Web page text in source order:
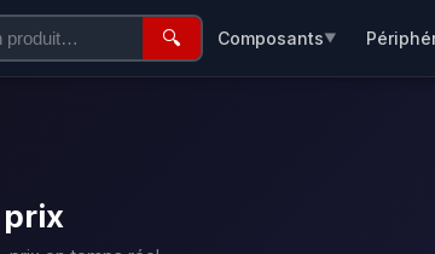
🔍 Composants▼
prix